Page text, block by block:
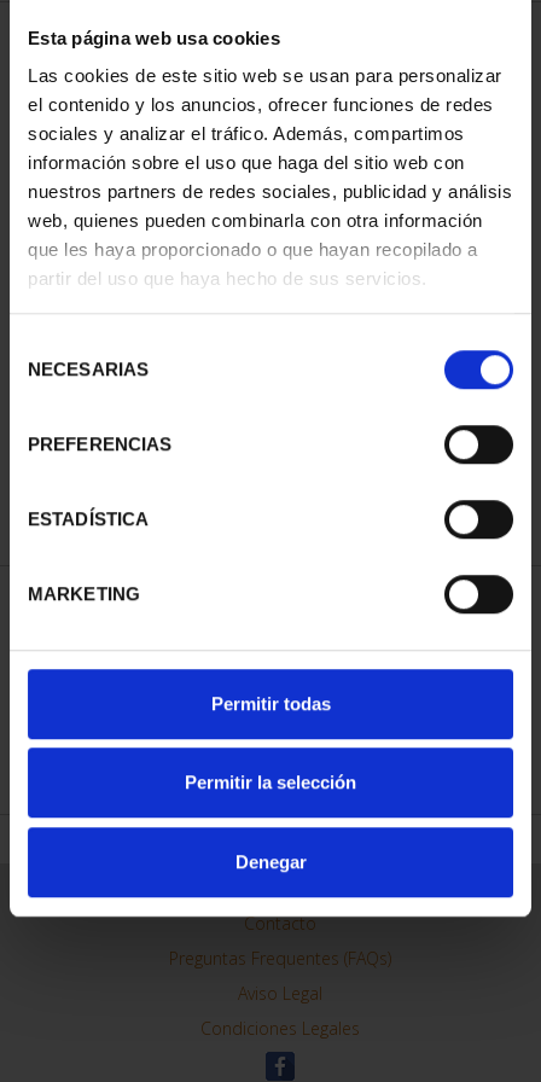
Esta página web usa cookies
Las cookies de este sitio web se usan para personalizar
el contenido y los anuncios, ofrecer funciones de redes
sociales y analizar el tráfico. Además, compartimos
información sobre el uso que haga del sitio web con
nuestros partners de redes sociales, publicidad y análisis
web, quienes pueden combinarla con otra información
que les haya proporcionado o que hayan recopilado a
partir del uso que haya hecho de sus servicios.
NECESARIAS
PREFERENCIAS
ESTADÍSTICA
MARKETING
Permitir todas
Permitir la selección
Denegar
1 Productos encontrados
CIUDADES PATRIMONIO
REFINAR
Información General
Contacto
Preguntas Frequentes (FAQs)
Aviso Legal
Condiciones Legales